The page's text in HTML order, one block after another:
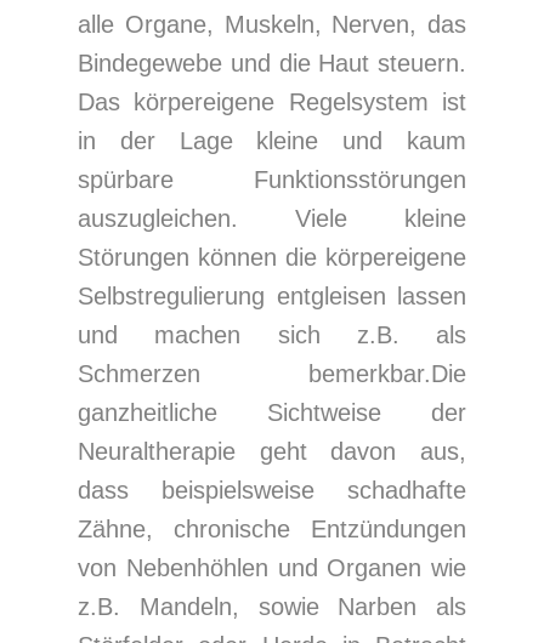
alle Organe, Muskeln, Nerven, das
Bindegewebe und die Haut steuern.
Das körpereigene Regelsystem ist
in der Lage kleine und kaum
spürbare Funktionsstörungen
auszugleichen. Viele kleine
Störungen können die körpereigene
Selbstregulierung entgleisen lassen
und machen sich z.B. als
Schmerzen bemerkbar.Die
ganzheitliche Sichtweise der
Neuraltherapie geht davon aus,
dass beispielsweise schadhafte
Zähne, chronische Entzündungen
von Nebenhöhlen und Organen wie
z.B. Mandeln, sowie Narben als